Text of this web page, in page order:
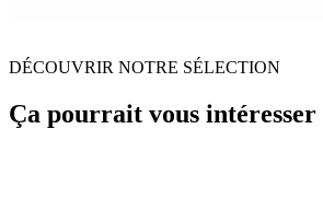
DÉCOUVRIR NOTRE SÉLECTION
Ça pourrait vous intéresser